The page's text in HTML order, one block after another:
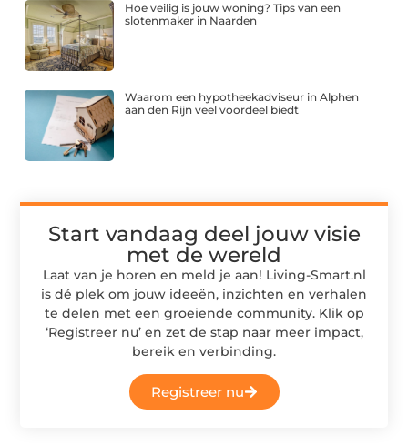
Hoe veilig is jouw woning? Tips van een
slotenmaker in Naarden
Waarom een hypotheekadviseur in Alphen
aan den Rijn veel voordeel biedt
Start vandaag deel jouw visie
met de wereld
Laat van je horen en meld je aan! Living-Smart.nl
is dé plek om jouw ideeën, inzichten en verhalen
te delen met een groeiende community. Klik op
‘Registreer nu’ en zet de stap naar meer impact,
bereik en verbinding.
Registreer nu